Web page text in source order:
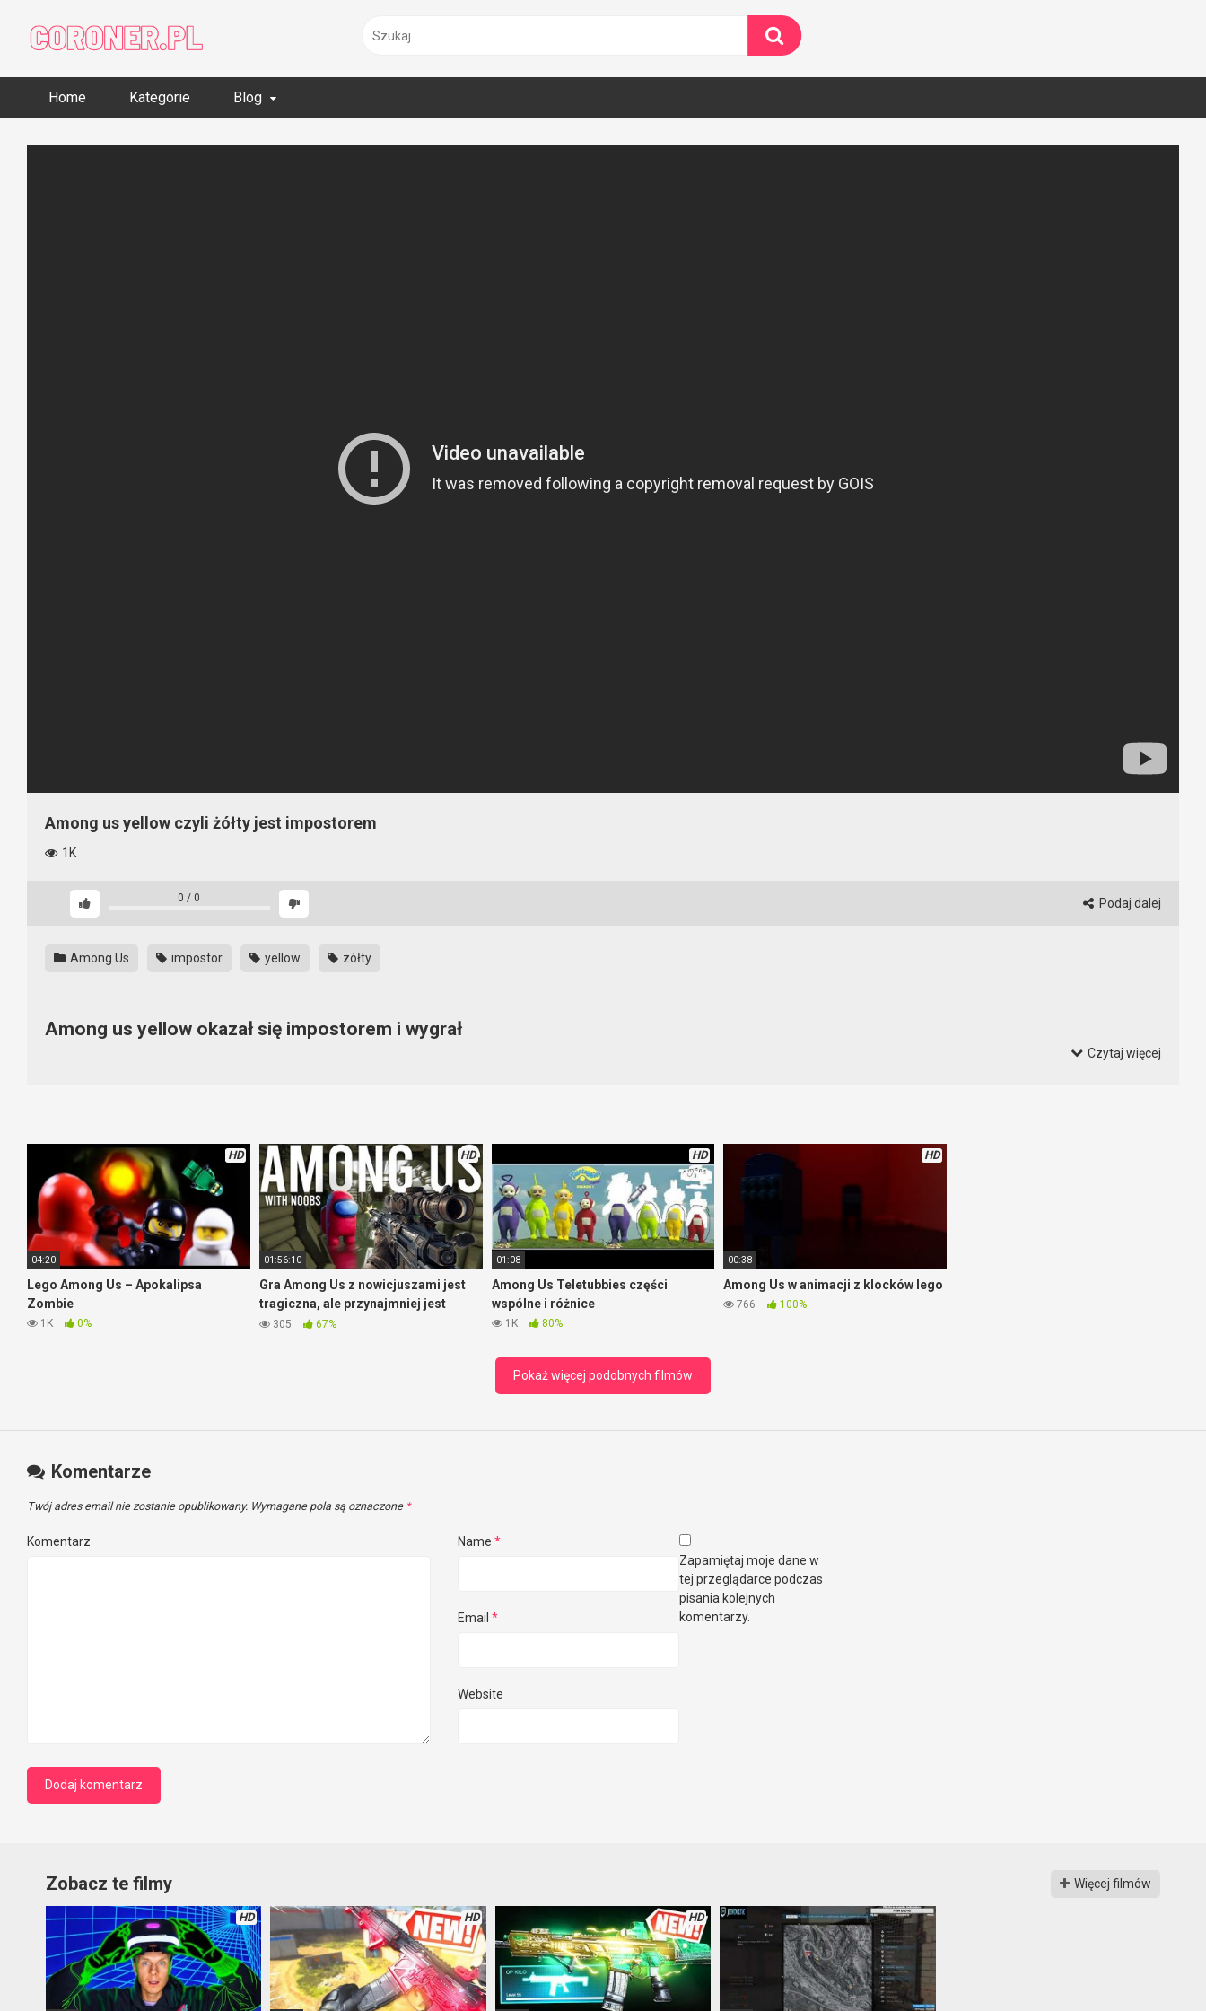
content
Home Kategorie Blog
Among us yellow czyli żółty jest impostorem
1K
0 / 0 Podaj dalej
Among Us impostor yellow zółty
Among us yellow okazał się impostorem i wygrał
Czytaj więcej
HD
04:20
Lego Among Us – Apokalipsa
Zombie
1K 0%
HD
01:56:10
Gra Among Us z nowicjuszami jest
tragiczna, ale przynajmniej jest
wesoło
305 67%
HD
01:08
Among Us Teletubbies części
wspólne i różnice
1K 80%
HD
00:38
Among Us w animacji z klocków lego
766 100%
Pokaż więcej podobnych filmów
Komentarze
Twój adres email nie zostanie opublikowany. Wymagane pola są oznaczone *
Komentarz Name *
Email *
Website
Zapamiętaj moje dane w
tej przeglądarce podczas
pisania kolejnych
komentarzy.
Zobacz te filmy Więcej filmów
HD HD HD